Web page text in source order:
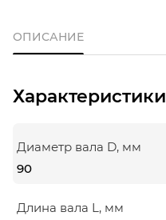
ОПИСАНИЕ
Характеристики
Диаметр вала D, мм
90
Длина вала L, мм